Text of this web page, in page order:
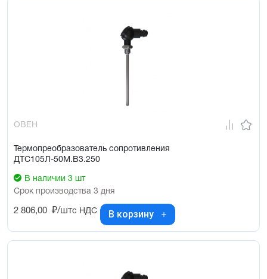
ОВЕН
Термопреобразователь сопротивления
ДТС105Л-50М.В3.250
В наличии 3 шт
Срок производства 3 дня
2 806,00 ₽/штс НДС В корзину